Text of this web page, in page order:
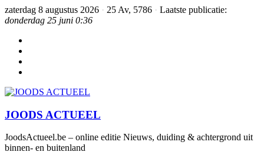
zaterdag 8 augustus 2026 · 25 Av, 5786 · Laatste publicatie:
donderdag 25 juni 0:36
JOODS ACTUEEL
JoodsActueel.be – online editie Nieuws, duiding & achtergrond uit
binnen- en buitenland